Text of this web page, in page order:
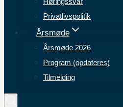
Privatlivspolitik
Årsmøde
Årsmøde 2026
Program (opdateres)
Tilmelding